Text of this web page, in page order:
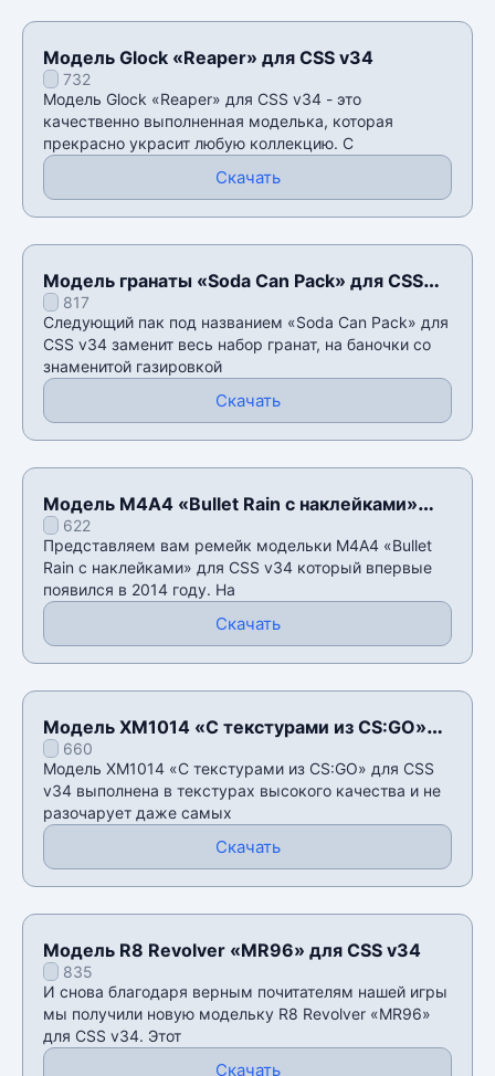
Модель Glock «Reaper» для CSS v34
732
Модель Glock «Reaper» для CSS v34 - это
качественно выполненная моделька, которая
прекрасно украсит любую коллекцию. С
Скачать
Модель гранаты «Soda Can Pack» для CSS
v34817
Следующий пак под названием «Soda Can Pack» для
CSS v34 заменит весь набор гранат, на баночки со
знаменитой газировкой
Скачать
Модель М4А4 «Bullet Rain с наклейками»
для CSS v34
622
Представляем вам ремейк модельки М4А4 «Bullet
Rain с наклейками» для CSS v34 который впервые
появился в 2014 году. На
Скачать
Модель XM1014 «С текстурами из CS:GO»
для CSS v34
660
Модель XM1014 «С текстурами из CS:GO» для CSS
v34 выполнена в текстурах высокого качества и не
разочарует даже самых
Скачать
Модель R8 Revolver «MR96» для CSS v34
835
И снова благодаря верным почитателям нашей игры
мы получили новую модельку R8 Revolver «MR96»
для CSS v34. Этот
Скачать